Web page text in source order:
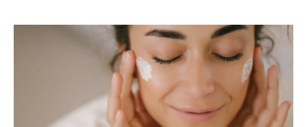
moda & ljepota